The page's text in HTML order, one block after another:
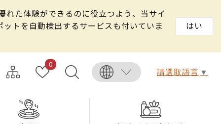
た体験ができるのに役立つよう、当サイ
トを自動検出するサービスも付いていま
はい
0
請選取語言 ▼